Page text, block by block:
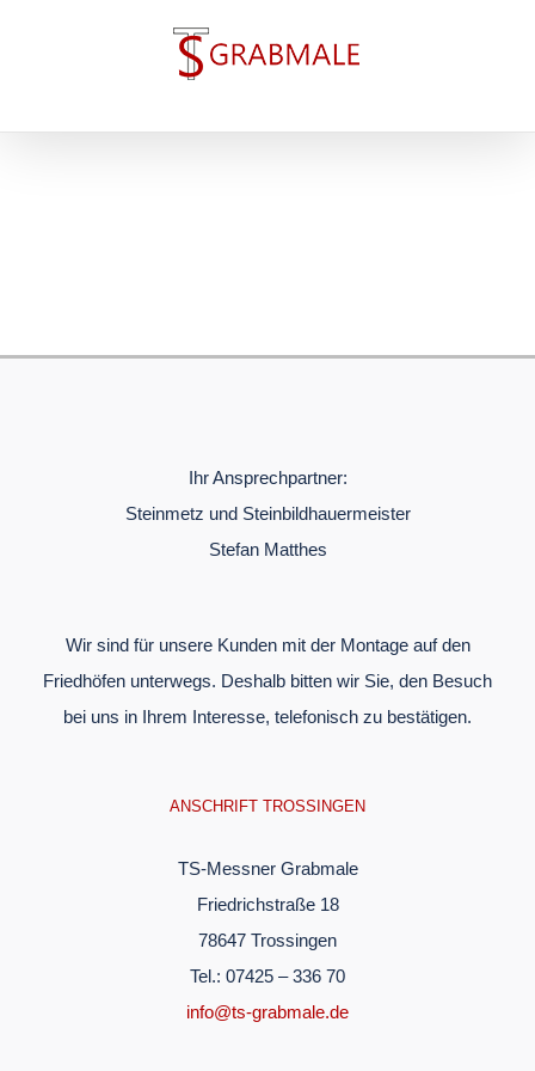
Ihr Ansprechpartner:
Steinmetz und Steinbildhauermeister
Stefan Matthes
Wir sind für unsere Kunden mit der Montage auf den
Friedhöfen unterwegs. Deshalb bitten wir Sie, den Besuch
bei uns in Ihrem Interesse, telefonisch zu bestätigen.
ANSCHRIFT TROSSINGEN
TS-Messner Grabmale
Friedrichstraße 18
78647 Trossingen
Tel.: 07425 – 336 70
info@ts-grabmale.de